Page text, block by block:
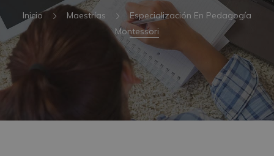
Inicio Maestrías
Especialización En Pedagogía
Montessori